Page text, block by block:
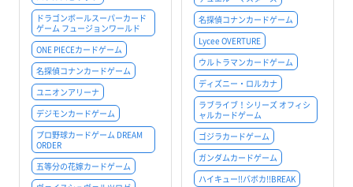
名探偵コナンカードゲーム
Lycee OVERTURE
ウルトラマンカードゲーム
ディズニー・ロルカナ
ラブライブ！シリーズ オフィシ
ャルカードゲーム
ゴジラカードゲーム
ガンダムカードゲーム
ハイキュー!!バボカ!!BREAK
ドラゴンボールスーパーカード
ゲーム フュージョンワールド
ONE PIECEカードゲーム
名探偵コナンカードゲーム
ユニオンアリーナ
デジモンカードゲーム
プロ野球カードゲーム DREAM
ORDER
五等分の花嫁カードゲーム